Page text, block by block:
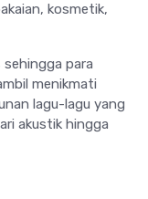
kosmetik,
sehingga para
menikmati
lagu-lagu yang
akustik hingga